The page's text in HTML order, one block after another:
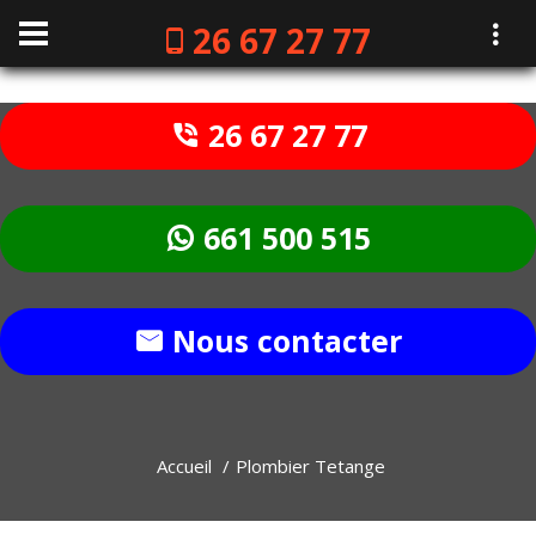
26 67 27 77
26 67 27 77
661 500 515
Nous contacter
Accueil Plombier Tetange